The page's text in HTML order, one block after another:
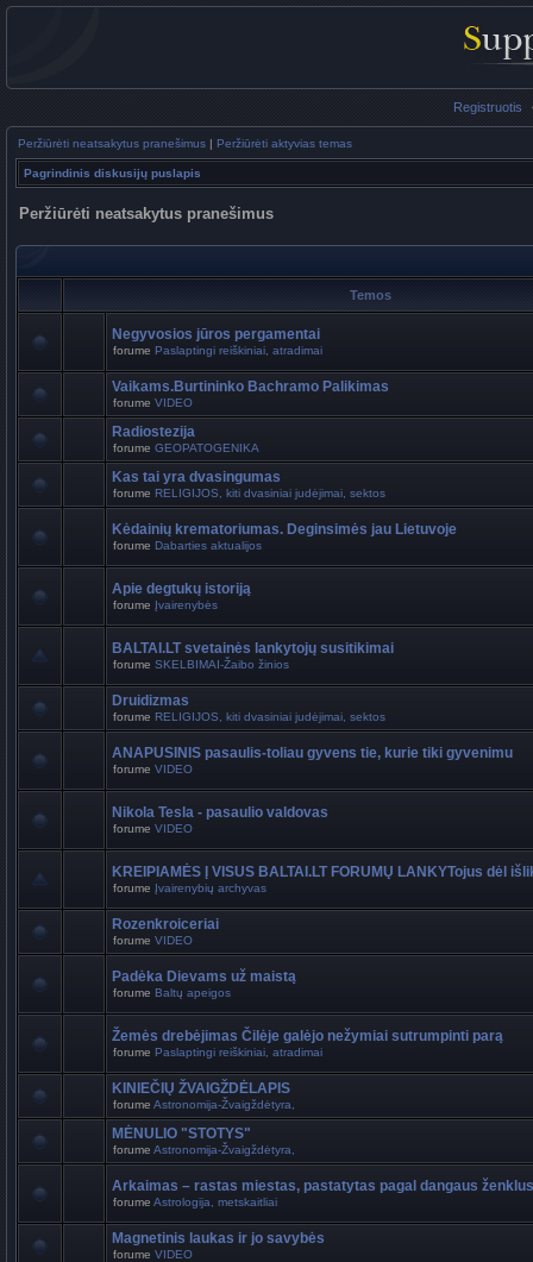
Registruotis
Peržiūrėti neatsakytus pranešimus | Peržiūrėti aktyvias temas
Pagrindinis diskusijų puslapis
Peržiūrėti neatsakytus pranešimus
Temos
Negyvosios jūros pergamentai
forume Paslaptingi reiškiniai, atradimai
Vaikams.Burtininko Bachramo Palikimas
forume VIDEO
Radiostezija
forume GEOPATOGENIKA
Kas tai yra dvasingumas
forume RELIGIJOS, kiti dvasiniai judėjimai, sektos
Kėdainių krematoriumas. Deginsimės jau Lietuvoje
forume Dabarties aktualijos
Apie degtukų istoriją
forume Įvairenybės
BALTAI.LT svetainės lankytojų susitikimai
forume SKELBIMAI-Žaibo žinios
Druidizmas
forume RELIGIJOS, kiti dvasiniai judėjimai, sektos
ANAPUSINIS pasaulis-toliau gyvens tie, kurie tiki gyvenimu
forume VIDEO
Nikola Tesla - pasaulio valdovas
forume VIDEO
KREIPIAMĖS Į VISUS BALTAI.LT FORUMŲ LANKYTojus dėl
forume Įvairenybių archyvas
Rozenkroiceriai
forume VIDEO
Padėka Dievams už maistą
forume Baltų apeigos
Žemės drebėjimas Čilėje galėjo nežymiai sutrumpinti parą
forume Paslaptingi reiškiniai, atradimai
KINIEČIŲ ŽVAIGŽDĖLAPIS
forume Astronomija-Žvaigždėtyra,
MĖNULIO "STOTYS"
forume Astronomija-Žvaigždėtyra,
Arkaimas – rastas miestas, pastatytas pagal dangaus ženklus
forume Astrologija, metskaitliai
Magnetinis laukas ir jo savybės
forume VIDEO